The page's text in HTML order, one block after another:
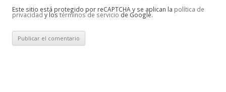
Este sitio está protegido por reCAPTCHA y se aplican la política de
privacidady lostérminos de serviciode Google.